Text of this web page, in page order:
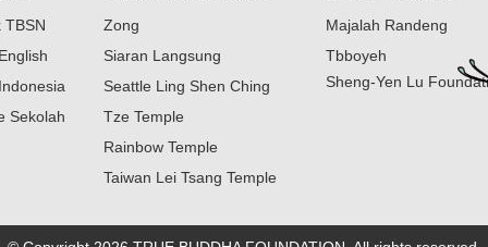
TBSN
Sekolah
Zong
Siaran Langsung
Seattle Ling Shen Ching
Tze Temple
Rainbow Temple
Taiwan Lei Tsang Temple
Majalah Randeng
Tbboyeh
Sheng-Yen Lu